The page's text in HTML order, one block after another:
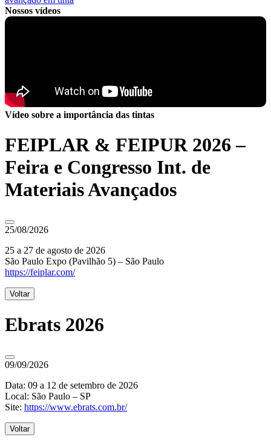
Nossos vídeos
Vídeo sobre a importância das tintas
FEIPLAR & FEIPUR 2026 –
Feira e Congresso Int. de
Materiais Avançados
25/08/2026
25 a 27 de agosto de 2026
São Paulo Expo (Pavilhão 5) – São Paulo
https://feiplar.com/
Voltar
Ebrats 2026
09/09/2026
Data: 09 a 12 de setembro de 2026
Local: São Paulo – SP
Site: https://www.ebrats.com.br/
Voltar